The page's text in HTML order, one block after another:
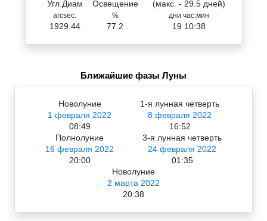
Угл.Диам
arcsec.
1929.44
Освещение
%
77.2
(макс. - 29.5 дней)
дни час:мин
19 10:38
Ближайшие фазы Луны
Новолуние
1 февраля 2022
08:49
1-я лунная четверть
8 февраля 2022
16:52
Полнолуние
16 февраля 2022
20:00
3-я лунная четверть
24 февраля 2022
01:35
Новолуние
2 марта 2022
20:38